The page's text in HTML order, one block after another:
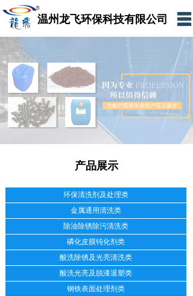
温州龙飞环保科技有限公司
网站首页
公司简介
产品展示
新闻资讯
网上商城
产品展示
环保清洗剂及处理类
金属通用清洗类
除油除锈除污清洗类
磷化皮膜钝化剂类
酸洗除锈及光亮清洗类
酸洗光亮及脱漆退塑类
钢铁表面处理剂类